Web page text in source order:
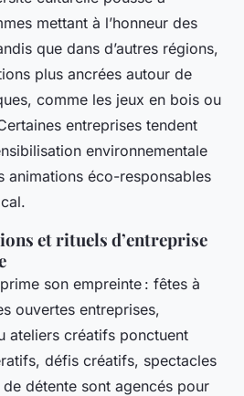
mettant à l’honneur des
que dans d’autres régions,
plus ancrées autour de
comme les jeux en bois ou
entreprises tendent
environnementale
animations éco-responsables
et rituels d’entreprise
son empreinte : fêtes à
ouvertes entreprises,
ateliers créatifs ponctuent
défis créatifs, spectacles
détente sont agencés pour